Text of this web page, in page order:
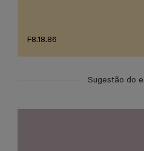
F8.18.86
Sugestão do